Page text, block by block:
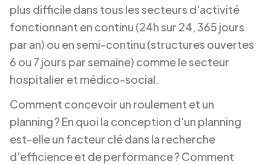
plus difficile dans tous les secteurs d'activité
fonctionnant en continu (24h sur 24, 365 jours
par an) ou en semi-continu (structures ouvertes
6 ou 7 jours par semaine) comme le secteur
hospitalier et médico-social.
Comment concevoir un roulement et un
planning ? En quoi la conception d'un planning
est-elle un facteur clé dans la recherche
d'efficience et de performance ? Comment